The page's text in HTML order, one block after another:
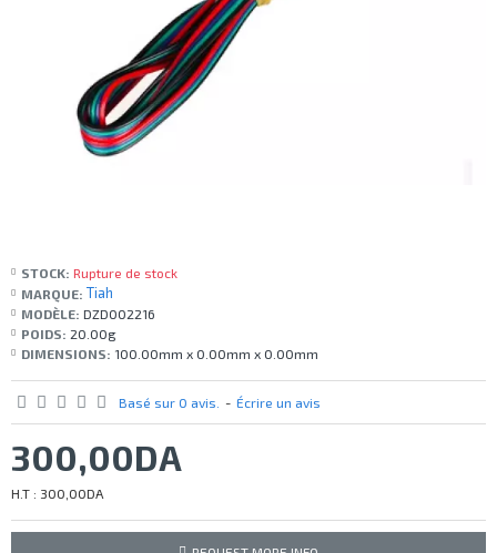
STOCK: Rupture de stock
MARQUE: Tiah
MODÈLE: DZD002216
POIDS: 20.00g
DIMENSIONS: 100.00mm x 0.00mm x 0.00mm
Basé sur 0 avis. - Écrire un avis
300,00DA
H.T : 300,00DA